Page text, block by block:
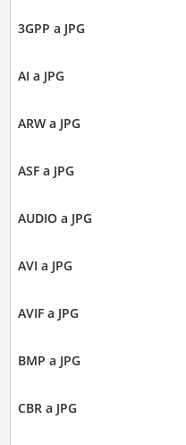
3GPP a JPG
AI a JPG
ARW a JPG
ASF a JPG
AUDIO a JPG
AVI a JPG
AVIF a JPG
BMP a JPG
CBR a JPG